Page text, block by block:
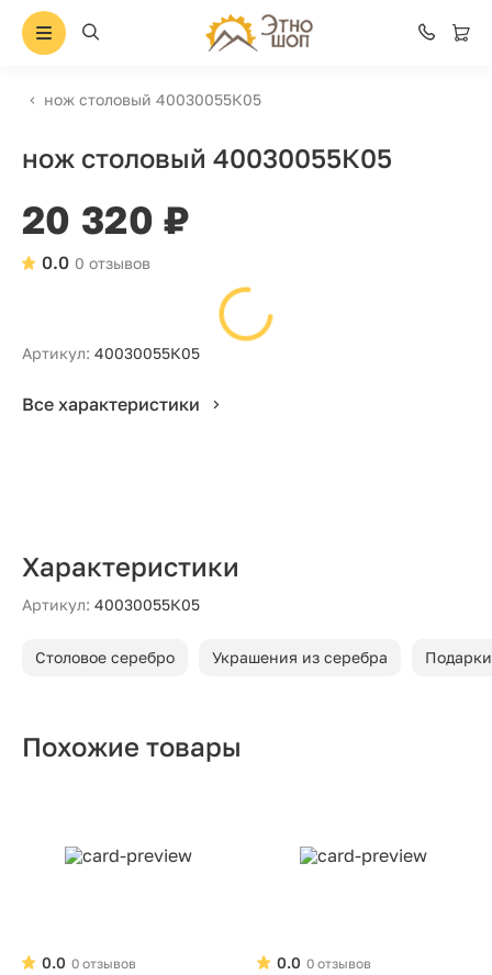
нож столовый 40030055К05
нож столовый 40030055К05
20 320 ₽
0 отзывов
0.0
Артикул: 40030055К05
Все характеристики
Характеристики
Артикул: 40030055К05
Столовое серебро Украшения из серебра
Похожие товары
0 отзывов
0.0
0 отзывов
0.0